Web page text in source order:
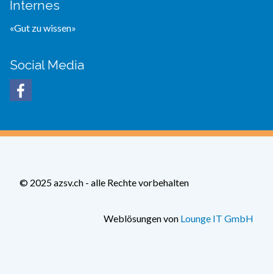
Internes
«Gut zu wissen»
Social Media
© 2025 azsv.ch - alle Rechte vorbehalten
Weblösungen von Lounge IT GmbH